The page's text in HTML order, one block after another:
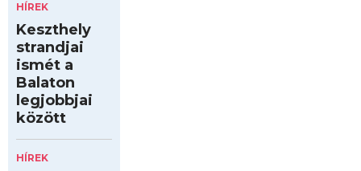
HÍREK
Keszthely
strandjai
ismét a
Balaton
legjobbjai
között
HÍREK